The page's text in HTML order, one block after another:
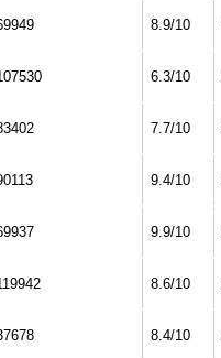
8.9/10
6.3/10
7.7/10
9.4/10
9.9/10
8.6/10
8.4/10